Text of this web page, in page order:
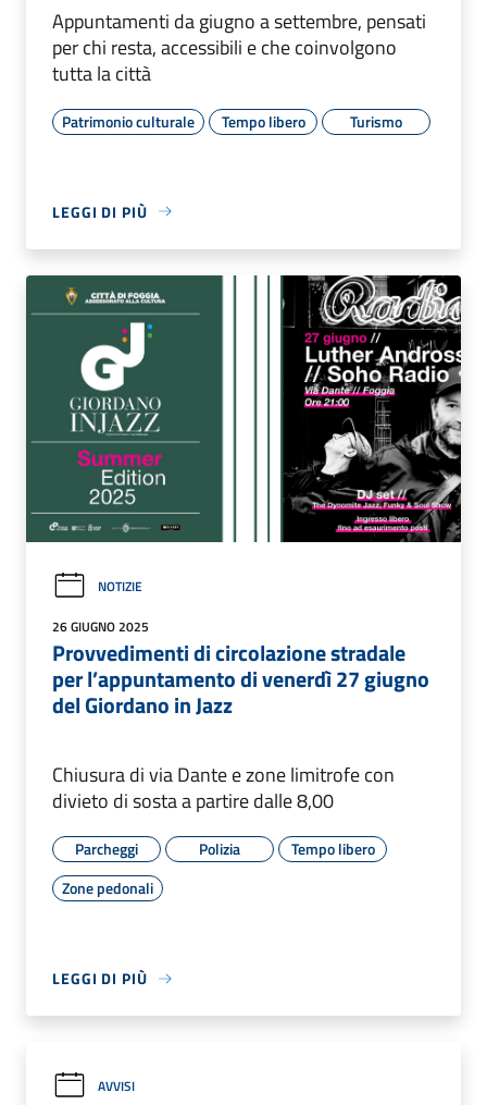
Appuntamenti da giugno a settembre, pensati
per chi resta, accessibili e che coinvolgono
tutta la città
Patrimonio culturale Tempo libero Turismo
LEGGI DI PIÙ
NOTIZIE
26 GIUGNO 2025
Provvedimenti di circolazione stradale
per l’appuntamento di venerdì 27 giugno
del Giordano in Jazz
Chiusura di via Dante e zone limitrofe con
divieto di sosta a partire dalle 8,00
Parcheggi Polizia
Tempo libero
Zone pedonali
LEGGI DI PIÙ
AVVISI